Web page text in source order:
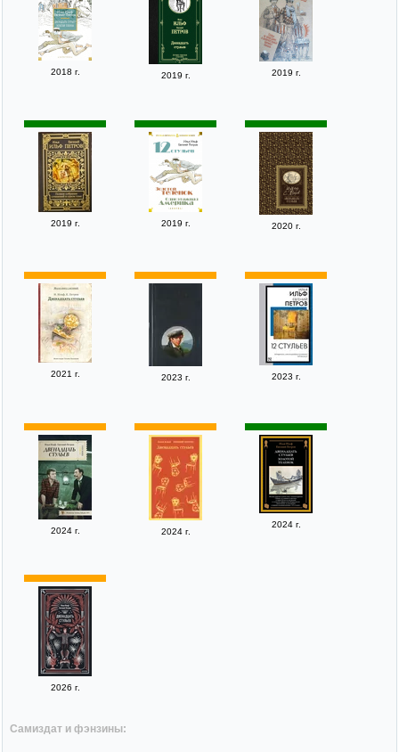
2018 г. 2019 г. 2019 г.
2019 г. 2019 г. 2020 г.
2021 г. 2023 г. 2023 г.
2024 г. 2024 г.
2024 г.
2026 г.
Самиздат и фэнзины: